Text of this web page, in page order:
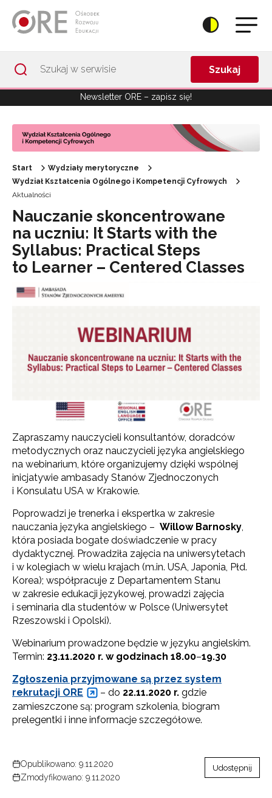
Szukaj
Newsletter ORE – zapisz się!
Start
Wydziały merytoryczne
Wydział Kształcenia Ogólnego i Kompetencji Cyfrowych
Aktualności
Nauczanie skoncentrowane
na uczniu: It Starts with the
Syllabus: Practical Steps
to Learner – Centered Classes
Zapraszamy nauczycieli konsultantów, doradców
metodycznych oraz nauczycieli języka angielskiego
na webinarium, które organizujemy dzięki wspólnej
inicjatywie ambasady Stanów Zjednoczonych
i Konsulatu USA w Krakowie.
Poprowadzi je trenerka i ekspertka w zakresie
nauczania języka angielskiego – Willow Barnosky,
która posiada bogate doświadczenie w pracy
dydaktycznej. Prowadziła zajęcia na uniwersytetach
i w kolegiach w wielu krajach (m.in. USA, Japonia, Płd.
Korea); współpracuje z Departamentem Stanu
w zakresie edukacji językowej, prowadzi zajęcia
i seminaria dla studentów w Polsce (Uniwersytet
Rzeszowski i Opolski).
Webinarium prowadzone będzie w języku angielskim.
Termin: 23.11.2020 r. w godzinach 18.00–19.30
Zgłoszenia przyjmowane są przez system
rekrutacji ORE
– do 22.11.2020 r. gdzie
zamieszczone są: program szkolenia, biogram
prelegentki i inne informacje szczegółowe.
Opublikowano: 9.11.2020
Zmodyfikowano: 9.11.2020
Udostępnij